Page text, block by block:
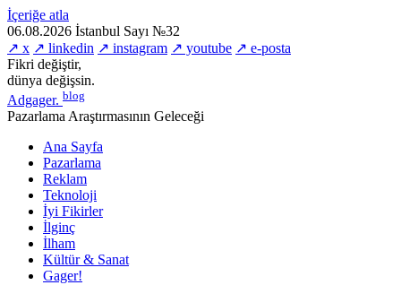
İçeriğe atla
06.08.2026 İstanbul Sayı №32
↗ x ↗ linkedin ↗ instagram ↗ youtube ↗ e-posta
Fikri değiştir,
dünya değişsin.
Adgager. blog
Pazarlama Araştırmasının Geleceği
Ana Sayfa
Pazarlama
Reklam
Teknoloji
İyi Fikirler
İlginç
İlham
Kültür & Sanat
Gager!